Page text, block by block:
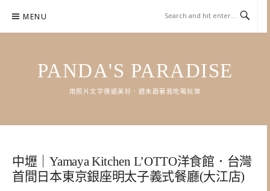
content
MENU
PANDA'S PARADISE
用照片文字傳遞美好．週末跟著我吃喝玩樂
中壢｜Yamaya Kitchen L’OTTO洋食館．台灣
首間日本東京銀座明太子義式餐廳(大江店)